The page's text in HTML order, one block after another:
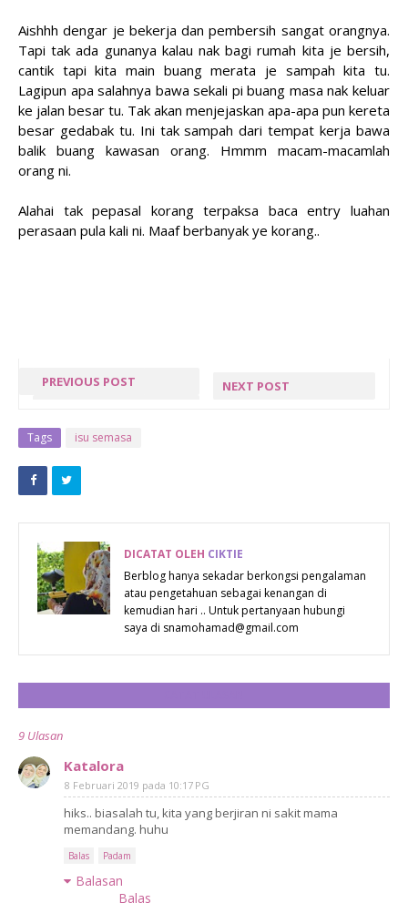
Aishhh dengar je bekerja dan pembersih sangat orangnya.
Tapi tak ada gunanya kalau nak bagi rumah kita je bersih,
cantik tapi kita main buang merata je sampah kita tu.
Lagipun apa salahnya bawa sekali pi buang masa nak keluar
ke jalan besar tu. Tak akan menjejaskan apa-apa pun kereta
besar gedabak tu. Ini tak sampah dari tempat kerja bawa
balik buang kawasan orang. Hmmm macam-macamlah
orang ni.
Alahai tak pepasal korang terpaksa baca entry luahan
perasaan pula kali ni. Maaf berbanyak ye korang..
PREVIOUS POST
MAGNETS |
ABADIKAN
SAAT INDAH
ANDA
BERSAMA
PRINTCIOUS
NEXT POST
SIMPLE TAPI
Tags isu semasa
DICATAT OLEH CIKTIE
Berblog hanya sekadar berkongsi pengalaman
atau pengetahuan sebagai kenangan di
kemudian hari .. Untuk pertanyaan hubungi
saya di snamohamad@gmail.com
9 Ulasan
Katalora
8 Februari 2019 pada 10:17 PG
hiks.. biasalah tu, kita yang berjiran ni sakit mama
memandang. huhu
Balas Padam
Balasan
Balas